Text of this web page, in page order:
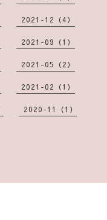
2021-12（4）
2021-09（1）
2021-05（2）
2021-02（1）
2020-11（1）